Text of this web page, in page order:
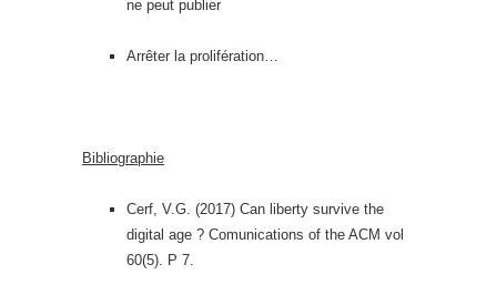
ne peut publier
Arrêter la prolifération…
Bibliographie
Cerf, V.G. (2017) Can liberty survive the
digital age ? Comunications of the ACM vol
60(5). P 7.